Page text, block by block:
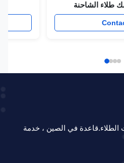
الشاحنة
في الصين ، خدمة